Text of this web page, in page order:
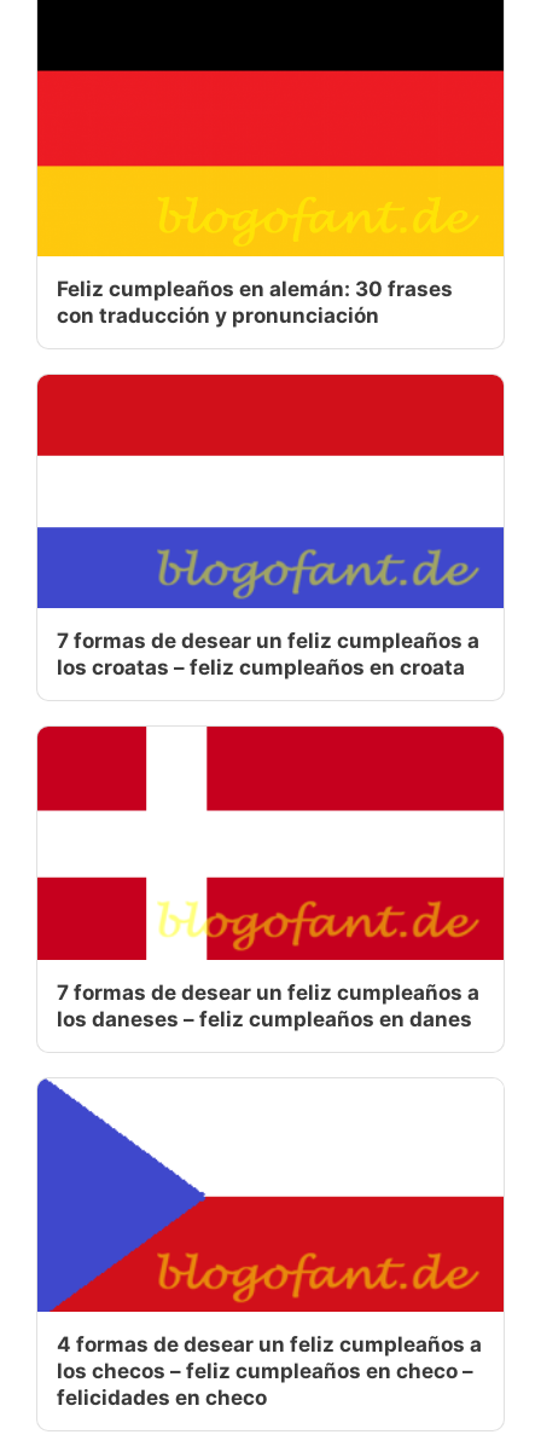
Feliz cumpleaños en alemán: 30 frases
con traducción y pronunciación
7 formas de desear un feliz cumpleaños a
los croatas – feliz cumpleaños en croata
7 formas de desear un feliz cumpleaños a
los daneses – feliz cumpleaños en danes
4 formas de desear un feliz cumpleaños a
los checos – feliz cumpleaños en checo –
felicidades en checo